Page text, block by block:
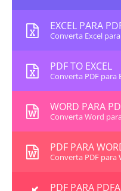
EXCEL PARA
Converta Excel
PDF TO EXCEL
Converta PDF para
WORD PARA
Converta Word
PDF PARA
Converta PDF para
PDF PARA PDFA